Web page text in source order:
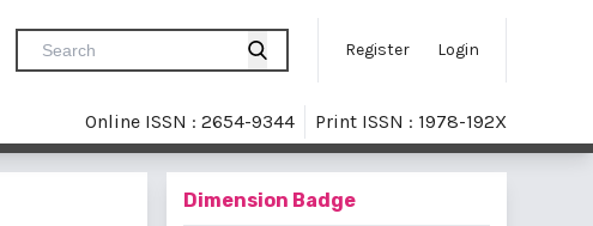
Register Login
Online ISSN : 2654-9344 Print ISSN : 1978-192X
Dimension Badge